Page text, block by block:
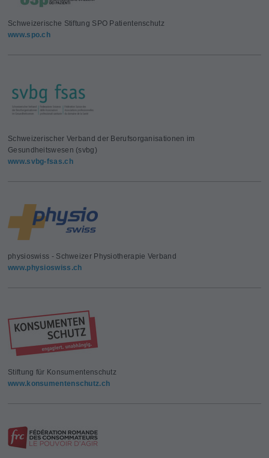
Schweizerische Stiftung SPO Patientenschutz
www.spo.ch
Schweizerischer Verband der Berufsorganisationen im
Gesundheitswesen (svbg)
www.svbg-fsas.ch
physioswiss - Schweizer Physiotherapie Verband
www.physioswiss.ch
Stiftung für Konsumentenschutz
www.konsumentenschutz.ch